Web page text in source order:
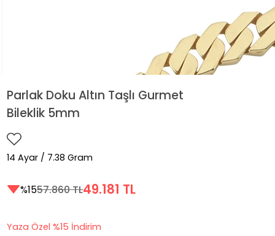
Parlak Doku Altın Taşlı Gurmet
Bileklik 5mm
14 Ayar / 7.38 Gram
%1557.860 TL49.181 TL
Yaza Özel %15 İndirim